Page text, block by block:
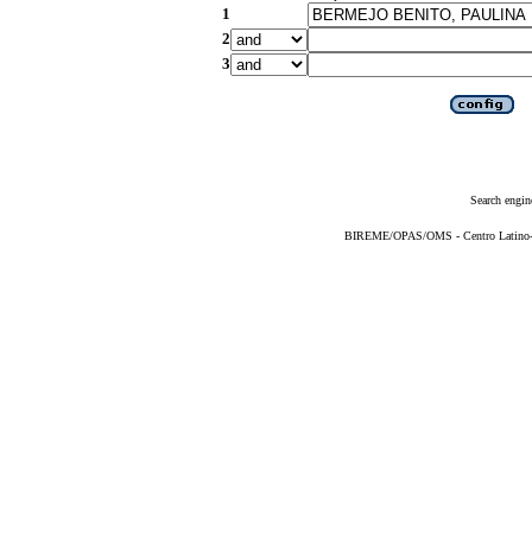
1
2
3
Search
BIREME/OPAS/OMS - Centro Latino-